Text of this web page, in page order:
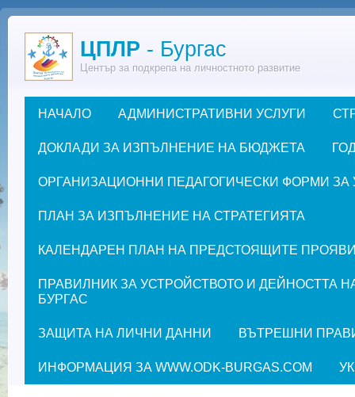
Премини към основното съдържание
ЦПЛР - Бургас
Център за подкрепа на личностното развитие
Основно меню
НАЧАЛО АДМИНИСТРАТИВНИ УСЛУГИ
ДОКЛАДИ ЗА ИЗПЪЛНЕНИЕ НА БЮДЖЕТА
ОРГАНИЗАЦИОННИ ПЕДАГОГИЧЕСКИ ФОРМИ ЗА
ПЛАН ЗА ИЗПЪЛНЕНИЕ НА СТРАТЕГИЯТА
КАЛЕНДАРЕН ПЛАН НА ПРЕДСТОЯЩИТЕ ПРОЯВИ
ПРАВИЛНИК ЗА УСТРОЙСТВОТО И ДЕЙНОСТТА
БУРГАС
ЗАЩИТА НА ЛИЧНИ ДАННИ ВЪТРЕШНИ
ИНФОРМАЦИЯ ЗА WWW.ODK-BURGAS.COM